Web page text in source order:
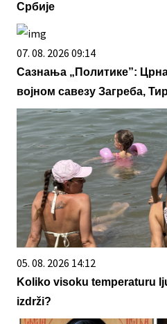
Србије
07. 08. 2026 09:14
Сазнања „Политике”:
војном савезу Загреба,
05. 08. 2026 14:12
Koliko visoku temperaturu
izdrži?